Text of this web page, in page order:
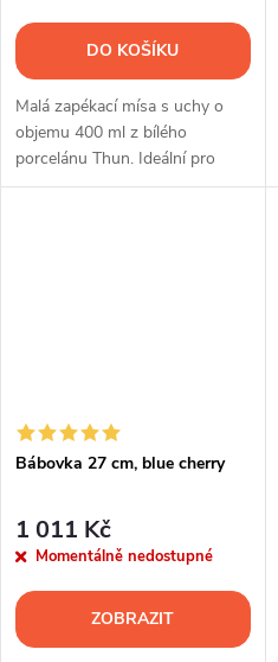
DO KOŠÍKU
Malá zapékací mísa s uchy o
objemu 400 ml z bílého
porcelánu Thun. Ideální pro
jednotlivé porce, zapékané
Bábovka 27 cm, blue cherry
1 011 Kč
Momentálně nedostupné
ZOBRAZIT